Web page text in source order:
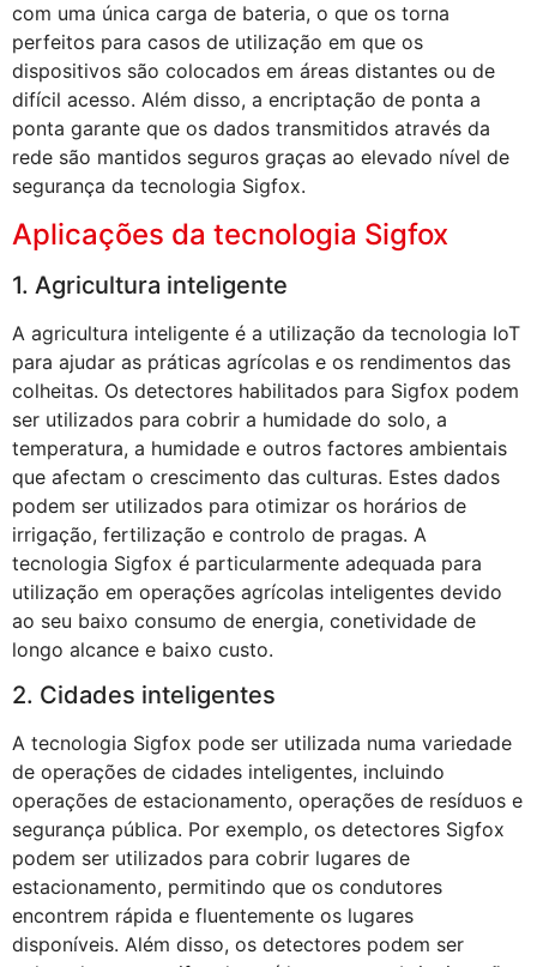
com uma única carga de bateria, o que os torna
perfeitos para casos de utilização em que os
dispositivos são colocados em áreas distantes ou de
difícil acesso. Além disso, a encriptação de ponta a
ponta garante que os dados transmitidos através da
rede são mantidos seguros graças ao elevado nível de
segurança da tecnologia Sigfox.
Aplicações da tecnologia Sigfox
1. Agricultura inteligente
A agricultura inteligente é a utilização da tecnologia IoT
para ajudar as práticas agrícolas e os rendimentos das
colheitas. Os detectores habilitados para Sigfox podem
ser utilizados para cobrir a humidade do solo, a
temperatura, a humidade e outros factores ambientais
que afectam o crescimento das culturas. Estes dados
podem ser utilizados para otimizar os horários de
irrigação, fertilização e controlo de pragas. A
tecnologia Sigfox é particularmente adequada para
utilização em operações agrícolas inteligentes devido
ao seu baixo consumo de energia, conetividade de
longo alcance e baixo custo.
2. Cidades inteligentes
A tecnologia Sigfox pode ser utilizada numa variedade
de operações de cidades inteligentes, incluindo
operações de estacionamento, operações de resíduos e
segurança pública. Por exemplo, os detectores Sigfox
podem ser utilizados para cobrir lugares de
estacionamento, permitindo que os condutores
encontrem rápida e fluentemente os lugares
disponíveis. Além disso, os detectores podem ser